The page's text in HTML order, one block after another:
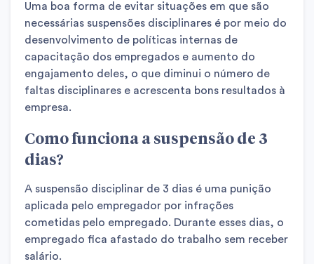
Uma boa forma de evitar situações em que são
necessárias suspensões disciplinares é por meio do
desenvolvimento de políticas internas de
capacitação dos empregados e aumento do
engajamento deles, o que diminui o número de
faltas disciplinares e acrescenta bons resultados à
empresa.
Como funciona a suspensão de 3
dias?
A suspensão disciplinar de 3 dias é uma punição
aplicada pelo empregador por infrações
cometidas pelo empregado. Durante esses dias, o
empregado fica afastado do trabalho sem receber
salário.